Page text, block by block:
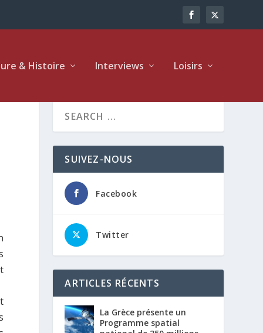
& Histoire Interviews Loisirs
SUIVEZ-NOUS
Facebook
Twitter
ARTICLES RÉCENTS
La Grèce présente un
Programme spatial